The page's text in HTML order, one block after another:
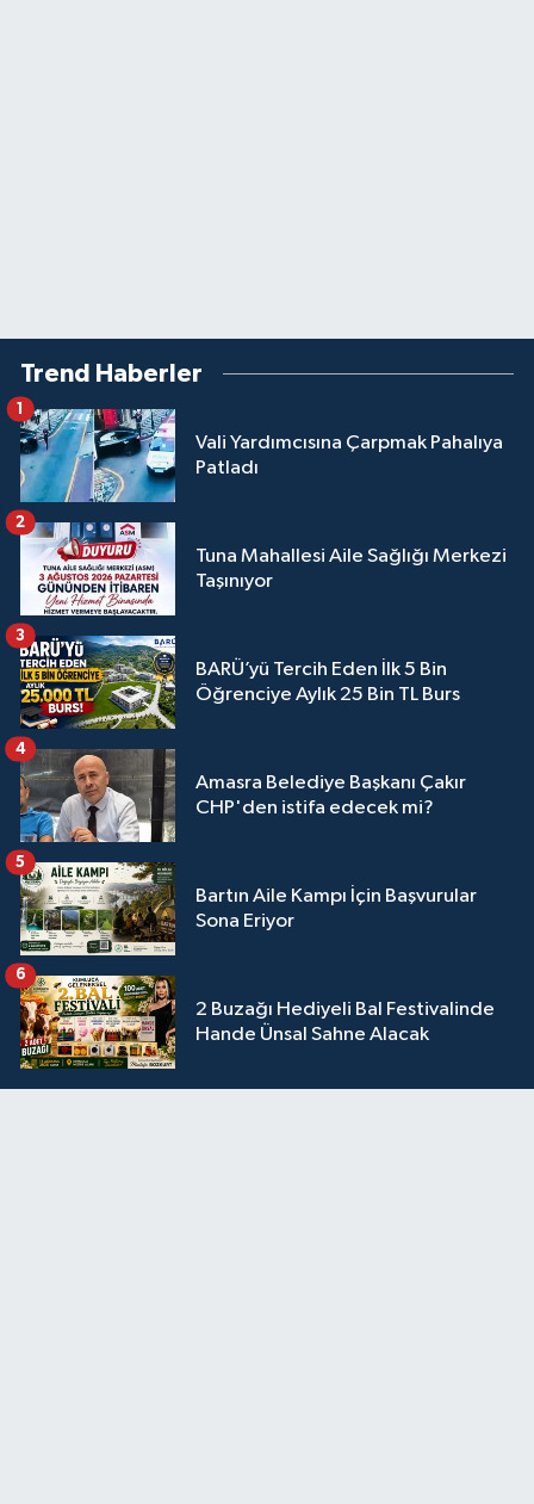
Trend Haberler
Vali Yardımcısına Çarpmak Pahalıya
Patladı
1
Tuna Mahallesi Aile Sağlığı Merkezi
Taşınıyor
2
BARÜ’yü Tercih Eden İlk 5 Bin
Öğrenciye Aylık 25 Bin TL Burs
3
Amasra Belediye Başkanı Çakır
CHP'den istifa edecek mi?
4
Bartın Aile Kampı İçin Başvurular
Sona Eriyor
5
2 Buzağı Hediyeli Bal Festivalinde
Hande Ünsal Sahne Alacak
6